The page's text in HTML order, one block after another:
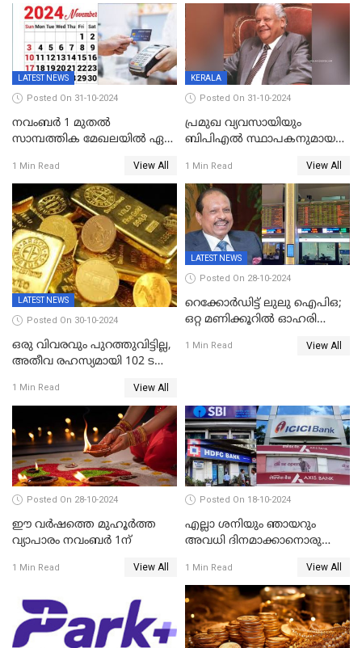
വിൽപന 30
ശതമാനത്തിലേക്ക് ഉയർത്തി
മൂല്യം വീണ്ടും റെക്കോര്‍ഡ്
താഴ്ചയില്‍
LATEST NEWS
Posted On 31-10-2024
നവംബർ 1 മുതൽ
സാമ്പത്തിക മേഖലയിൽ ഏഴ്
ടിക്കറ്റ് ബുക്കിംഗ് മുതൽ
എൽപിജി വരെ...
1 Min Read View All
KERALA
Posted On 31-10-2024
പ്രമുഖ വ്യവസായിയും
ബിപിഎല്‍ സ്ഥാപകനുമായ
1 Min Read View All
LATEST NEWS
Posted On 30-10-2024
ഒരു വിവരവും പുറത്തുവിട്ടില്ല,
അതീവ രഹസ്യമായി 102 ടൺ
ഇന്ത്യയിലേക്കെത്തിച്ചു
1 Min Read View All
LATEST NEWS
Posted On 28-10-2024
റെക്കോർഡിട്ട് ലുലു ഐപിഒ;
ഒറ്റ മണിക്കൂറിൽ ഓഹരി
നിന്നും വാങ്ങാം, ഓഹരിക്ക്
1 Min Read View All
Posted On 28-10-2024
ഈ വർഷത്തെ മുഹൂർത്ത
വ്യാപാരം നവംബർ 1ന്
1 Min Read View All
Posted On 18-10-2024
എല്ലാ ശനിയും ഞായറും
അവധി ദിനമാക്കാനൊരുങ്ങി
1 Min Read View All